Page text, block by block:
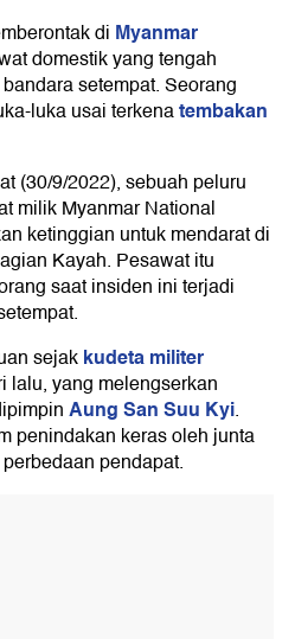
di Myanmar
domestik yang tengah
setempat. Seorang
luka usai terkenatembakan
(30/9/2022), sebuah peluru
milik Myanmar National
ketinggian untuk mendarat di
Kayah. Pesawat itu
saat insiden ini terjadi
sejakkudeta militer
lalu, yang melengserkan
Aung San Suu Kyi.
penindakan keras oleh junta
pendapat.